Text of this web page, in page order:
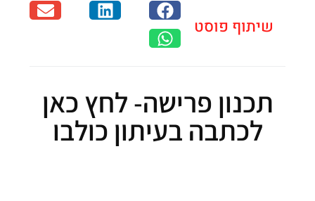
שיתוף פוסט
תכנון פרישה- לחץ כאן
לכתבה בעיתון כולבו